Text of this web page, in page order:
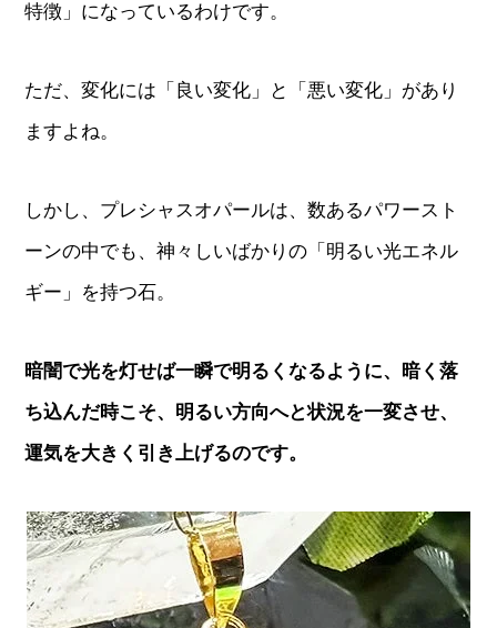
特徴」になっているわけです。
ただ、変化には「良い変化」と「悪い変化」があり
ますよね。
しかし、プレシャスオパールは、数あるパワースト
ーンの中でも、神々しいばかりの「明るい光エネル
ギー」を持つ石。
暗闇で光を灯せば一瞬で明るくなるように、暗く落
ち込んだ時こそ、明るい方向へと状況を一変させ、
運気を大きく引き上げるのです。